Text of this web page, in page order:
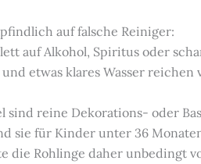
auf falsche Reiniger:
auf Alkohol, Spiritus oder
etwas klares Wasser
sind reine Dekorations- oder
sie für Kinder unter 36
die Rohlinge daher unbedingt